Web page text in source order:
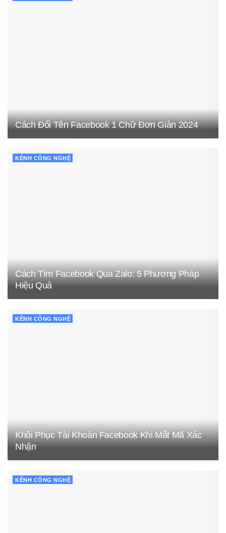
Cách Đổi Tên Facebook 1 Chữ Đơn Giản 2024
KÊNH CÔNG NGHỆ
Cách Tìm Facebook Qua Zalo: 5 Phương Pháp
Hiệu Quả
KÊNH CÔNG NGHỆ
Khôi Phục Tài Khoản Facebook Khi Mất Mã Xác
Nhận
KÊNH CÔNG NGHỆ